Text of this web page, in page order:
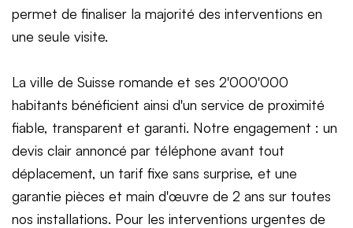
permet de finaliser la majorité des interventions en
une seule visite.
La ville de Suisse romande et ses 2'000'000
habitants bénéficient ainsi d'un service de proximité
fiable, transparent et garanti. Notre engagement : un
devis clair annoncé par téléphone avant tout
déplacement, un tarif fixe sans surprise, et une
garantie pièces et main d'œuvre de 2 ans sur toutes
nos installations. Pour les interventions urgentes de